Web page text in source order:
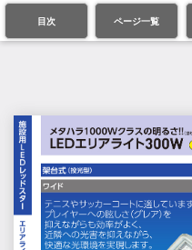
目次 ページ一覧